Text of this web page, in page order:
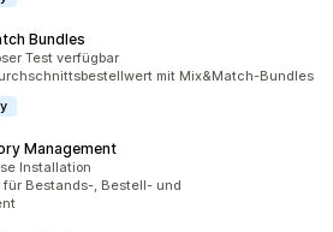
Bundles
Test verfügbar
mit Mix&Match-Bundles
Management
Installation
Bestands-, Bestell- und